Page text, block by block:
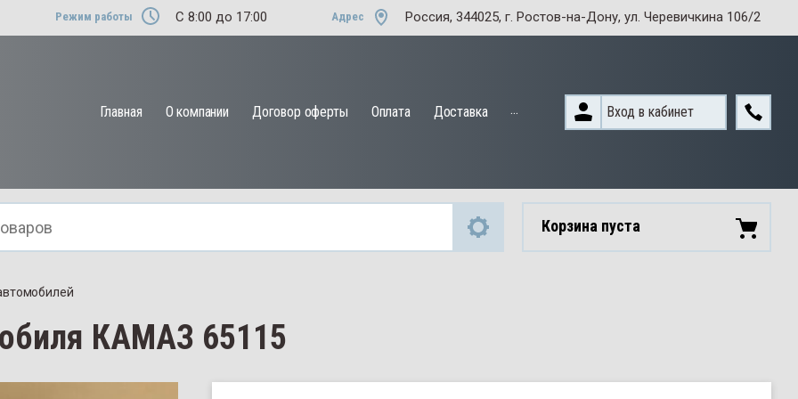
Режим работы C 8:00 до 17:00 Адрес Россия, 344025, г. Ростов-на-Дону, ул. Черевичкина 106/2
Главная О компании Договор оферты Оплата Доставка ... Вход в кабинет
Корзина пуста
КАМАЗ 65115